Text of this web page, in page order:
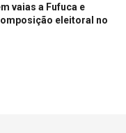
vaias a Fufuca e
eleitoral no